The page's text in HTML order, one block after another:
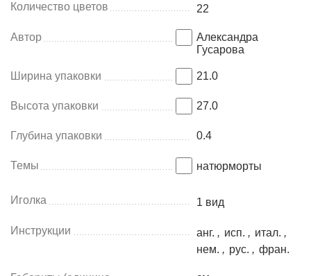
Количество цветов 22
Автор
Александра
Гусарова
Ширина упаковки 21.0
Высота упаковки 27.0
Глубина упаковки 0.4
Темы натюрморты
Иголка 1 вид
Инструкции анг. , исп. , итал. ,
нем. , рус. , фран.